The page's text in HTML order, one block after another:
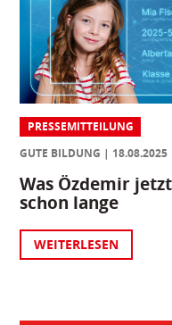
PRESSEMITTEILUNG
GUTE BILDUNG
18.08.2025
Was Özdemir
schon lange
WEITERLESEN